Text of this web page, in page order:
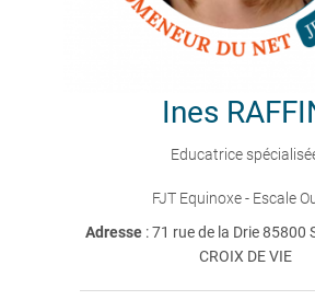
Ines
Educatrice
FJT Equinoxe - Escale
Adresse : 71 rue de la Drie 85800
CROIX DE VIE